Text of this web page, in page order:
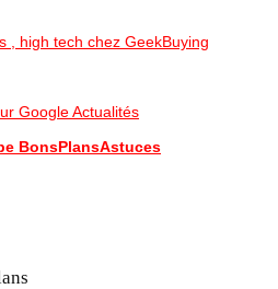
, high tech chez GeekBuying
Google Actualités
BonsPlansAstuces